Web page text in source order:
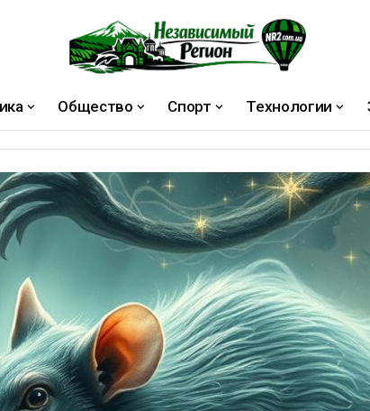
Общество Спорт Технологии